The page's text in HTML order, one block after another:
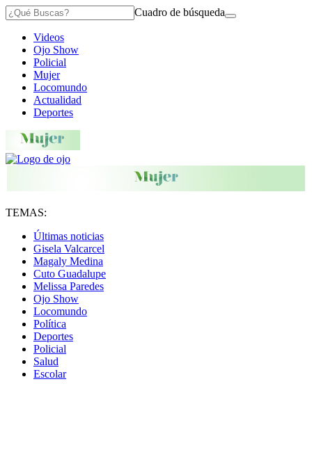
Cuadro de búsqueda
Videos
Ojo Show
Policial
Mujer
Locomundo
Actualidad
Deportes
TEMAS:
Últimas noticias
Gisela Valcarcel
Magaly Medina
Cuto Guadalupe
Melissa Paredes
Ojo Show
Locomundo
Política
Deportes
Policial
Salud
Escolar